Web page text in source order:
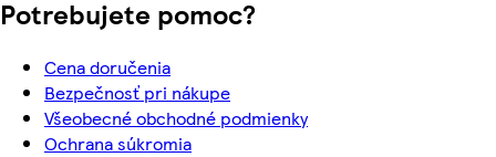
Potrebujete pomoc?
Cena doručenia
Bezpečnosť pri nákupe
Všeobecné obchodné podmienky
Ochrana súkromia